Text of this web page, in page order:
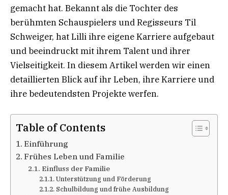
gemacht hat. Bekannt als die Tochter des
berühmten Schauspielers und Regisseurs Til
Schweiger, hat Lilli ihre eigene Karriere aufgebaut
und beeindruckt mit ihrem Talent und ihrer
Vielseitigkeit. In diesem Artikel werden wir einen
detaillierten Blick auf ihr Leben, ihre Karriere und
ihre bedeutendsten Projekte werfen.
Table of Contents
Einführung
Frühes Leben und Familie
Einfluss der Familie
Unterstützung und Förderung
Schulbildung und frühe Ausbildung